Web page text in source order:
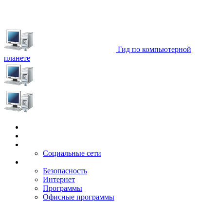
Гид по компьютерной
планете
Социальные сети
Безопасность
Интернет
Программы
Офисные программы